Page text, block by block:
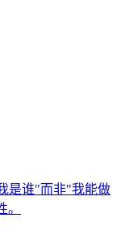
是谁"而非"我能做